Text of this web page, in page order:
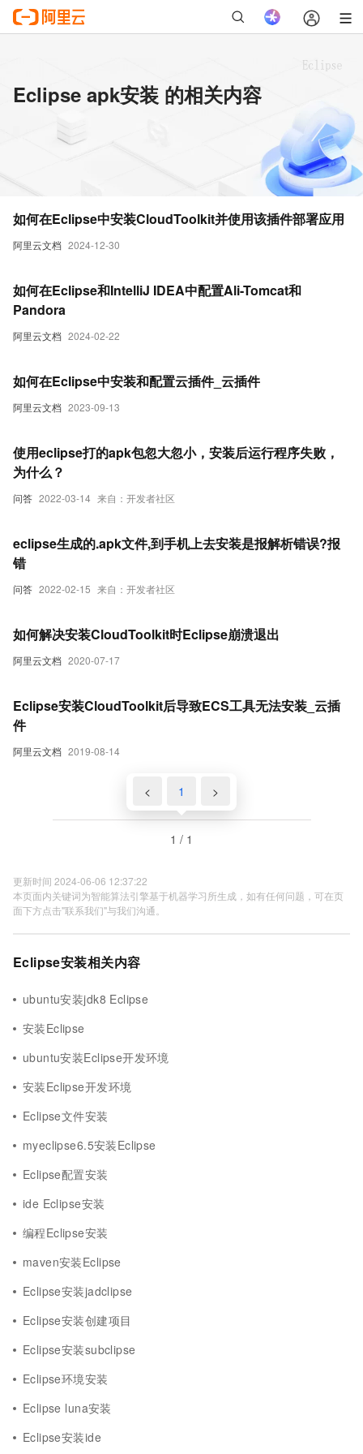
Eclipse apk安装 的相关内容
阿里云文档 2024-12-30
如何在Eclipse中安装CloudToolkit并使用该插件部署应用
阿里云文档 2024-02-22
如何在Eclipse和IntelliJ IDEA中配置Ali-Tomcat和
Pandora
阿里云文档 2023-09-13
如何在Eclipse中安装和配置云插件_云插件
问答 2022-03-14 来自：开发者社区
使用eclipse打的apk包忽大忽小，安装后运行程序失败，
为什么？
问答 2022-02-15 来自：开发者社区
eclipse生成的.apk文件,到手机上去安装是报解析错误?报
错
阿里云文档 2020-07-17
如何解决安装CloudToolkit时Eclipse崩溃退出
阿里云文档 2019-08-14
Eclipse安装CloudToolkit后导致ECS工具无法安装_云插
件
< 1 >
1 / 1
更新时间 2024-06-06 12:37:22
本页面内关键词为智能算法引擎基于机器学习所生成，如有任何问题，可在页
面下方点击"联系我们"与我们沟通。
Eclipse安装相关内容
ubuntu安装jdk8 Eclipse
安装Eclipse
ubuntu安装Eclipse开发环境
安装Eclipse开发环境
Eclipse文件安装
myeclipse6.5安装Eclipse
Eclipse配置安装
ide Eclipse安装
编程Eclipse安装
maven安装Eclipse
Eclipse安装jadclipse
Eclipse安装创建项目
Eclipse安装subclipse
Eclipse环境安装
Eclipse luna安装
Eclipse安装ide